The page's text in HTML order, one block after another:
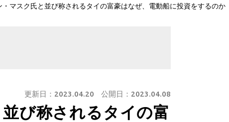
・マスク氏と並び称されるタイの富豪はなぜ、電動船に投資をするのか
び称されるタイの富
更新日： 2023.04.20 公開日： 2023.04.08